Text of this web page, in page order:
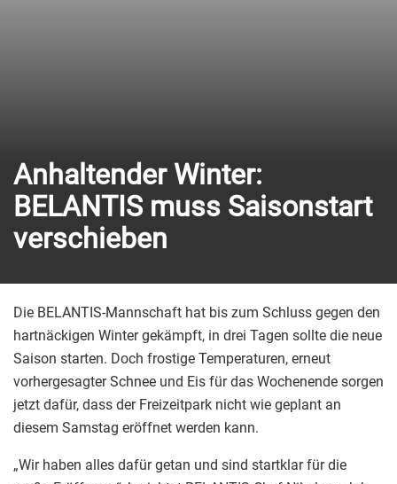
Anhaltender Winter:
BELANTIS muss Saisonstart
verschieben
Die BELANTIS-Mannschaft hat bis zum Schluss gegen den
hartnäckigen Winter gekämpft, in drei Tagen sollte die neue
Saison starten. Doch frostige Temperaturen, erneut
vorhergesagter Schnee und Eis für das Wochenende sorgen
jetzt dafür, dass der Freizeitpark nicht wie geplant an
diesem Samstag eröffnet werden kann.
„Wir haben alles dafür getan und sind startklar für die